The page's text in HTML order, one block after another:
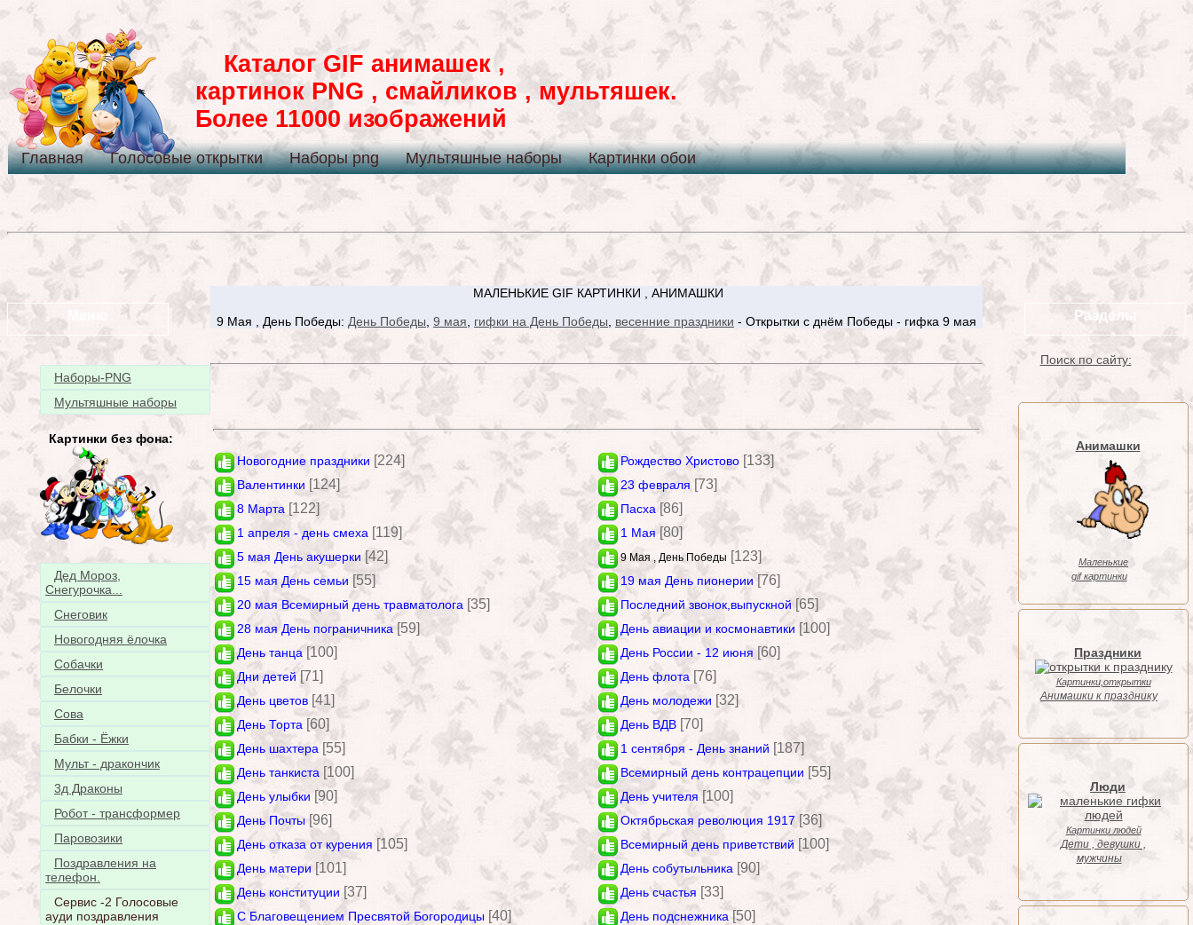
Каталог GIF анимашек ,
картинок PNG , смайликов , мультяшек.
Более 11000 изображений
Главная Голосовые открытки Наборы png Мультяшные наборы Картинки обои
Наборы-PNG
Мультяшные наборы
Картинки без фона:
Дед Мороз,
Снегурочка...
Снеговик
Новогодняя ёлочка
Собачки
Белочки
Сова
Бабки - Ёжки
Мульт - дракончик
3д Драконы
Робот - трансформер
Паровозики
Поздравления на
телефон.
Сервис -2 Голосовые
ауди поздравления
МАЛЕНЬКИЕ GIF КАРТИНКИ , АНИМАШКИ
9 Мая , День Победы: День Победы 9 мая гифки на День Победы весенние праздники - Открытки с днём Победы - гифка 9 мая
Новогодние праздники [224] Рождество Христово [133]
Валентинки [124] 23 февраля [73]
8 Марта [122] Пасха [86]
1 апреля - день смеха [119] 1 Мая [80]
5 мая День акушерки [42] 9 Мая , День Победы [123]
15 мая День семьи [55] 19 мая День пионерии [76]
20 мая Всемирный день травматолога [35] Последний звонок,выпускной [65]
28 мая День пограничника [59] День авиации и космонавтики [100]
День танца [100] День России - 12 июня [60]
Дни детей [71] День флота [76]
День цветов [41] День молодежи [32]
День Торта [60] День ВДВ [70]
День шахтера [55] 1 сентября - День знаний [187]
День танкиста [100] Всемирный день контрацепции [55]
День улыбки [90] День учителя [100]
День Почты [96] Октябрьская революция 1917 [36]
День отказа от курения [105] Всемирный день приветствий [100]
День матери [101] День собутыльника [90]
День конституции [37] День счастья [33]
С Благовещением Пресвятой Богородицы [40] День подснежника [50]
Разделы
Поиск по сайту:
Анимашки
Маленькие
gif картинки
Праздники
Картинки,открытки
Анимашки к празднику
Люди
Картинки людей
Дети , девушки ,
мужчины